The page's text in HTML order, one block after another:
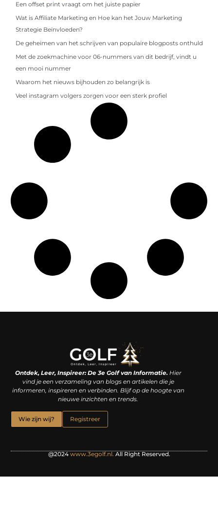
Een offset print vraagt om het juiste papier
Wat is Affiliate Marketing en Hoe kan het Jouw Marketing
Strategie Beïnvloeden?
De geheimen van het schrijven van populaire blogposts onthuld
Met de zoekmachine voor 06-nummers van dit bedrijf, vindt u
een mooi nummer
Waarom het nieuws bijhouden zo belangrijk is
Veel instagram volgers zorgen voor een sterk profiel
Ontdek, Leer, Inspireer: De 3e Golf van Informatie.Hier
vind je een verzameling van blogs en artikelen die je
informeren, inspireren en verbinden. Blijf op de hoogte van
nieuwe inzichten en trends.
Wie zijn wij? Registreer
@2024 www.3egolf.nl. All Right Reserved.